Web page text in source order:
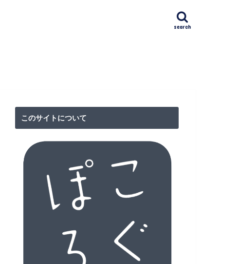
search
このサイトについて